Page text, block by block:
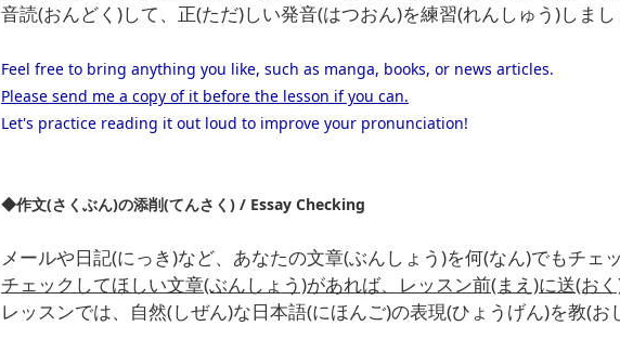
音読(おんどく)して、正(ただ)しい発音(はつおん)を練習(れんしゅう)しま
Feel free to bring anything you like, such as manga, books, or news articles.
Please send me a copy of it before the lesson if you can.
Let's practice reading it out loud to improve your pronunciation!
◆作文(さくぶん)の添削(てんさく) / Essay Checking
メールや日記(にっき)など、あなたの文章(ぶんしょう)を何(なん)でもチェ
チェックしてほしい文章(ぶんしょう)があれば、レッスン前(まえ)に送(お
レッスンでは、自然(しぜん)な日本語(にほんご)の表現(ひょうげん)を教(お